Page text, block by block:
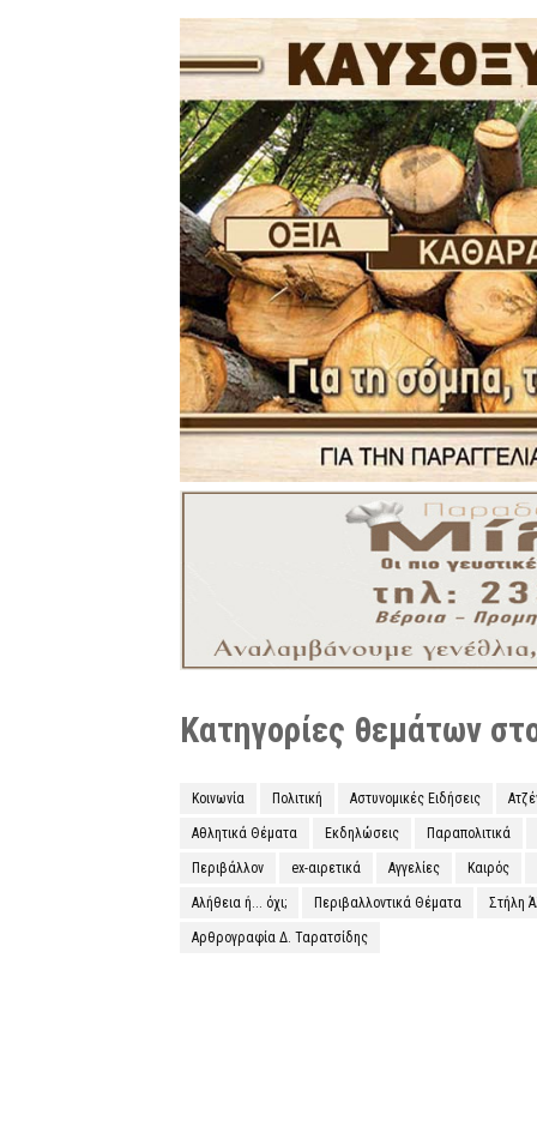
Κατηγορίες θεμάτων
Κοινωνία Πολιτική Αστυνομικές Ειδήσεις
Αθλητικά Θέματα Εκδηλώσεις Παραπολιτικά
Περιβάλλον ex-αιρετικά Αγγελίες Καιρός
Αλήθεια ή... όχι; Περιβαλλοντικά Θέματα Στήλη
Αρθρογραφία Δ. Ταρατσίδης